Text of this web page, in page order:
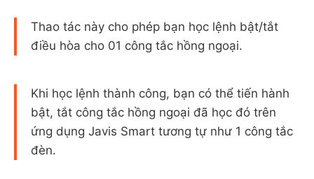
Thao tác này cho phép bạn học lệnh bật/tắt
điều hòa cho 01 công tắc hồng ngoại.
Khi học lệnh thành công, bạn có thể tiến hành
bật, tắt công tắc hồng ngoại đã học đó trên
ứng dụng Javis Smart tương tự như 1 công tắc
đèn.